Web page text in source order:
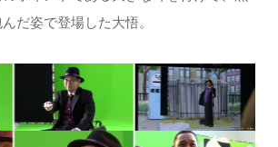
だ姿で登場した大悟。